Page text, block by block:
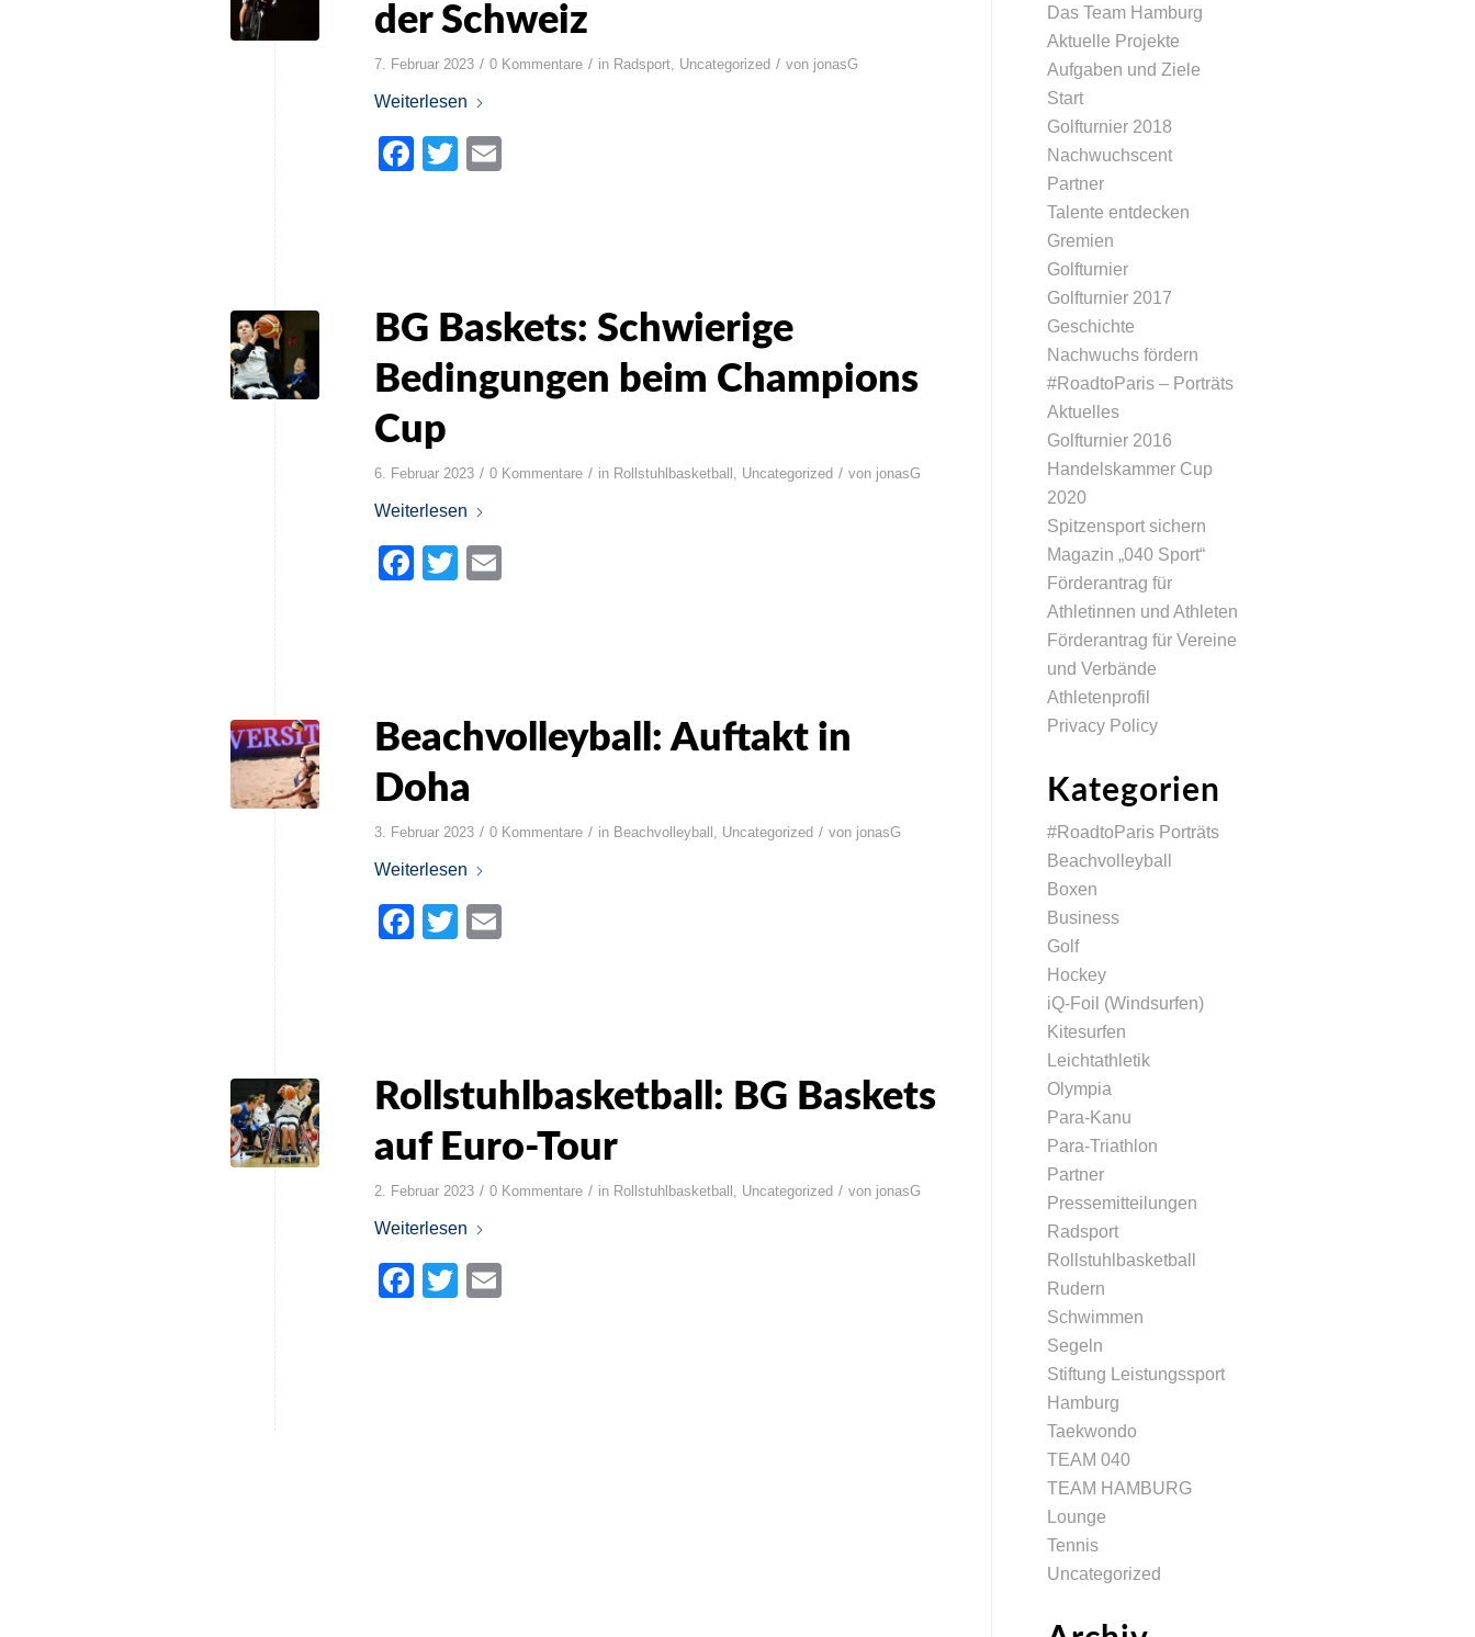
der Schweiz
7. Februar 2023 / 0 Kommentare / in Radsport, Uncategorized / von jonasG
Weiterlesen
Facebook
Twitter
BG Baskets: Schwierige
Bedingungen beim Champions
Cup
6. Februar 2023 / 0 Kommentare / in Rollstuhlbasketball , Uncategorized / von jonasG
Weiterlesen
Facebook
Twitter
Beachvolleyball: Auftakt in
Doha
3. Februar 2023 / 0 Kommentare / in Beachvolleyball , Uncategorized / von jonasG
Weiterlesen
Facebook
Twitter
Rollstuhlbasketball: BG Baskets
auf Euro-Tour
2. Februar 2023 / 0 Kommentare / in Rollstuhlbasketball , Uncategorized / von jonasG
Weiterlesen
Facebook
Twitter
Das Team Hamburg
Aktuelle Projekte
Aufgaben und Ziele
Start
Golfturnier 2018
Nachwuchscent
Partner
Talente entdecken
Gremien
Golfturnier
Golfturnier 2017
Geschichte
Nachwuchs fördern
#RoadtoParis – Porträts
Aktuelles
Golfturnier 2016
Handelskammer Cup
2020
Spitzensport sichern
Magazin „040 Sport“
Förderantrag für
Athletinnen und Athleten
Förderantrag für Vereine
und Verbände
Athletenprofil
Privacy Policy
Kategorien
#RoadtoParis Porträts
Beachvolleyball
Boxen
Business
Golf
Hockey
iQ-Foil (Windsurfen)
Kitesurfen
Leichtathletik
Olympia
Para-Kanu
Para-Triathlon
Partner
Pressemitteilungen
Radsport
Rollstuhlbasketball
Rudern
Schwimmen
Segeln
Stiftung Leistungssport
Hamburg
Taekwondo
TEAM 040
TEAM HAMBURG
Lounge
Tennis
Uncategorized